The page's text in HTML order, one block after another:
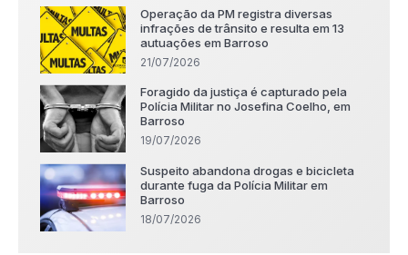
Operação da PM registra diversas
infrações de trânsito e resulta em 13
autuações em Barroso
21/07/2026
Foragido da justiça é capturado pela
Polícia Militar no Josefina Coelho, em
Barroso
19/07/2026
Suspeito abandona drogas e bicicleta
durante fuga da Polícia Militar em
Barroso
18/07/2026